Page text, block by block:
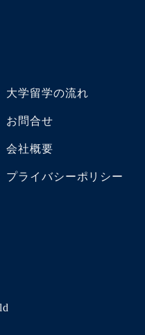
大学留学の流れ
お問合せ
会社概要
プライバシーポリシー